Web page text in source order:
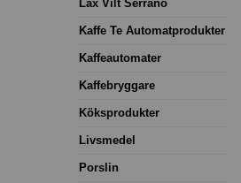
Lax Vilt Serrano
Kaffe Te Automatprodukter
Kaffeautomater
Kaffebryggare
Köksprodukter
Livsmedel
Porslin